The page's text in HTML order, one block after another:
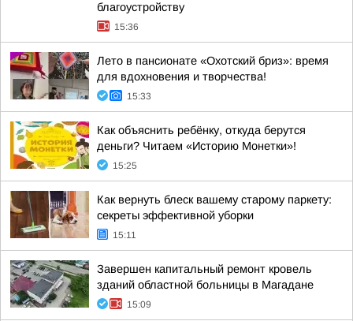
благоустройству
15:36
Лето в пансионате «Охотский бриз»: время
для вдохновения и творчества!
15:33
Как объяснить ребёнку, откуда берутся
деньги? Читаем «Историю Монетки»!
15:25
Как вернуть блеск вашему старому паркету:
секреты эффективной уборки
15:11
Завершен капитальный ремонт кровель
зданий областной больницы в Магадане
15:09